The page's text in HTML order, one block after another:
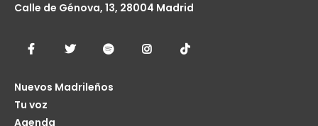
Calle de Génova, 13, 28004 Madrid
Nuevos Madrileños
Tu voz
Agenda